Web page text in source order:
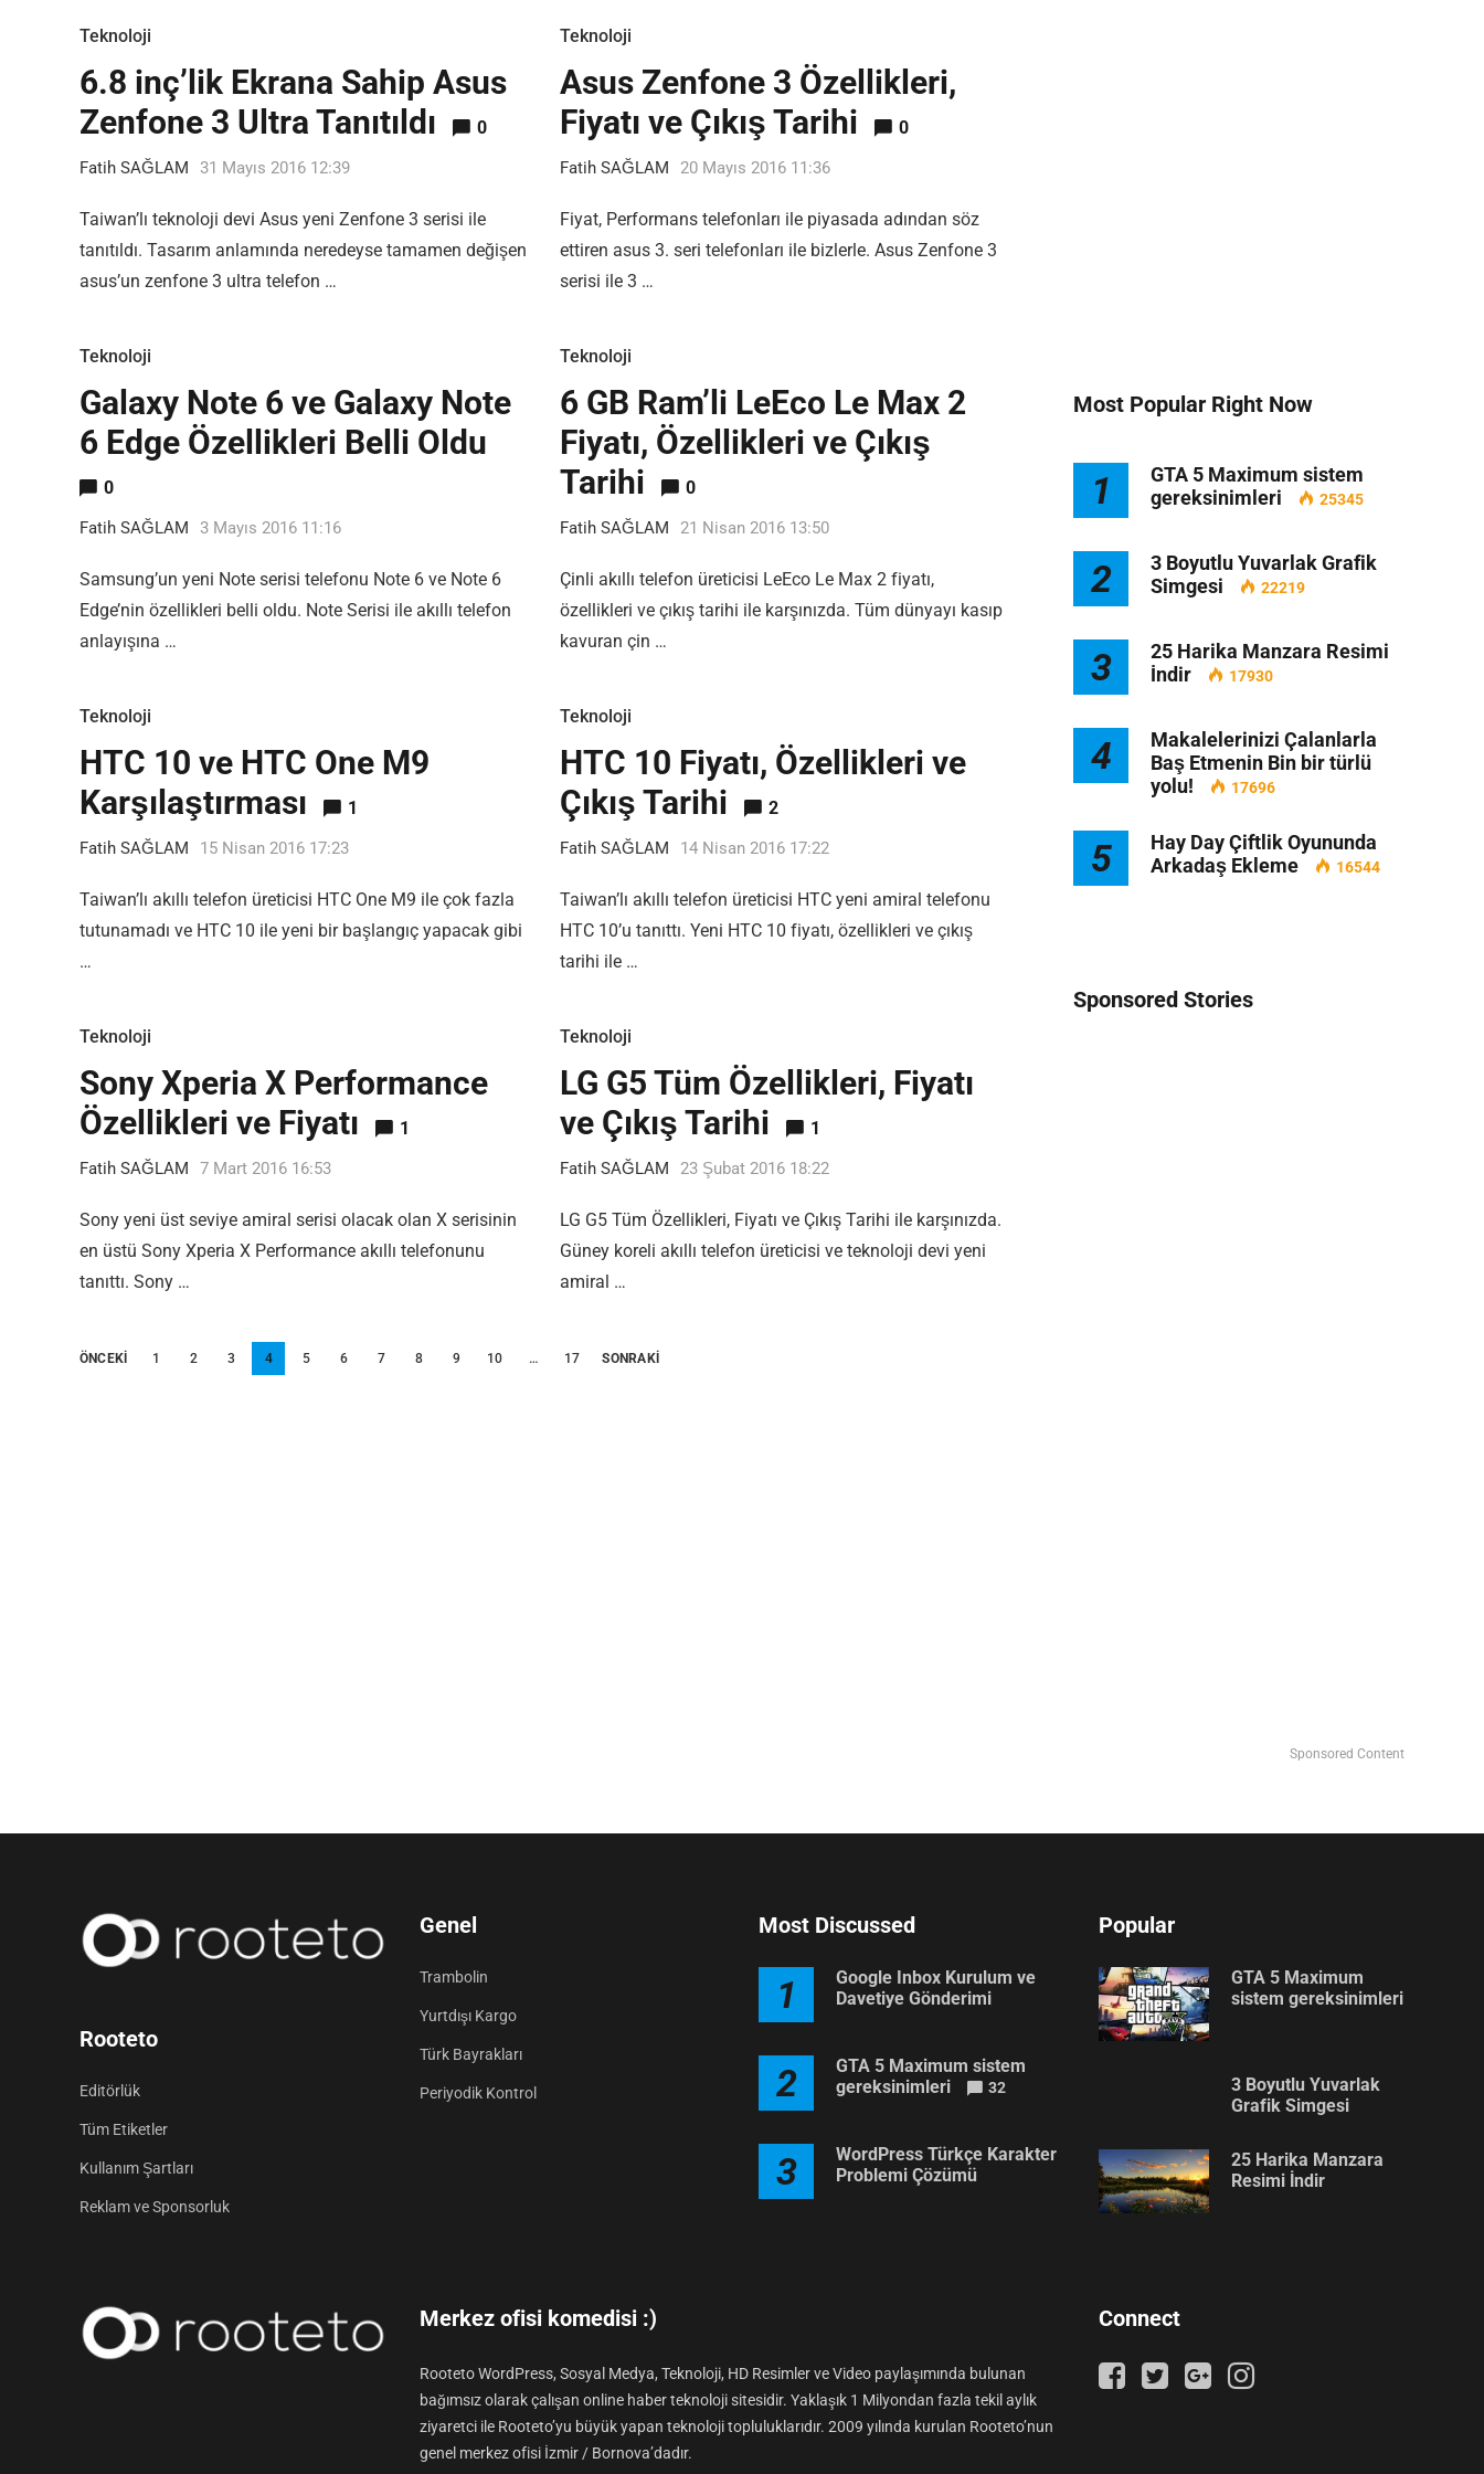
Teknoloji
6.8 inç’lik Ekrana Sahip Asus
Zenfone 3 Ultra Tanıtıldı
0
Fatih SAĞLAM 31 Mayıs 2016 12:39
Taiwan’lı teknoloji devi Asus yeni Zenfone 3 serisi ile
tanıtıldı. Tasarım anlamında neredeyse tamamen değişen
asus’un zenfone 3 ultra telefon …
Teknoloji
Asus Zenfone 3 Özellikleri,
Fiyatı ve Çıkış Tarihi
0
Fatih SAĞLAM 20 Mayıs 2016 11:36
Fiyat, Performans telefonları ile piyasada adından söz
ettiren asus 3. seri telefonları ile bizlerle. Asus Zenfone 3
serisi ile 3 …
Teknoloji
Galaxy Note 6 ve Galaxy Note
6 Edge Özellikleri Belli Oldu
0
Fatih SAĞLAM 3 Mayıs 2016 11:16
Samsung’un yeni Note serisi telefonu Note 6 ve Note 6
Edge’nin özellikleri belli oldu. Note Serisi ile akıllı telefon
anlayışına …
Teknoloji
6 GB Ram’li LeEco Le Max 2
Fiyatı, Özellikleri ve Çıkış
Tarihi
0
Fatih SAĞLAM 21 Nisan 2016 13:50
Çinli akıllı telefon üreticisi LeEco Le Max 2 fiyatı,
özellikleri ve çıkış tarihi ile karşınızda. Tüm dünyayı kasıp
kavuran çin …
Teknoloji
HTC 10 ve HTC One M9
Karşılaştırması
1
Fatih SAĞLAM 15 Nisan 2016 17:23
Taiwan’lı akıllı telefon üreticisi HTC One M9 ile çok fazla
tutunamadı ve HTC 10 ile yeni bir başlangıç yapacak gibi
…
Teknoloji
HTC 10 Fiyatı, Özellikleri ve
Çıkış Tarihi
2
Fatih SAĞLAM 14 Nisan 2016 17:22
Taiwan’lı akıllı telefon üreticisi HTC yeni amiral telefonu
HTC 10’u tanıttı. Yeni HTC 10 fiyatı, özellikleri ve çıkış
tarihi ile …
Teknoloji
Sony Xperia X Performance
Özellikleri ve Fiyatı
1
Fatih SAĞLAM 7 Mart 2016 16:53
Sony yeni üst seviye amiral serisi olacak olan X serisinin
en üstü Sony Xperia X Performance akıllı telefonunu
tanıttı. Sony …
Teknoloji
LG G5 Tüm Özellikleri, Fiyatı
ve Çıkış Tarihi
1
Fatih SAĞLAM 23 Şubat 2016 18:22
LG G5 Tüm Özellikleri, Fiyatı ve Çıkış Tarihi ile karşınızda.
Güney koreli akıllı telefon üreticisi ve teknoloji devi yeni
amiral …
Yazı
ÖNCEKI 1 2 3 4 5 6 7 8 9 10 … 17 SONRAKI
Most Popular Right Now
1
GTA 5 Maximum sistem
gereksinimleri
25345
2
3 Boyutlu Yuvarlak Grafik
Simgesi
22219
3
25 Harika Manzara Resimi
İndir
17930
4
Makalelerinizi Çalanlarla
Baş Etmenin Bin bir türlü
yolu!
17696
5
Hay Day Çiftlik Oyununda
Arkadaş Ekleme
16544
Sponsored Stories
Sponsored Content
Rooteto
Editörlük
Tüm Etiketler
Kullanım Şartları
Reklam ve Sponsorluk
Genel
Trambolin
Yurtdışı Kargo
Türk Bayrakları
Periyodik Kontrol
Most Discussed
1
Google Inbox Kurulum ve
Davetiye Gönderimi
2
GTA 5 Maximum sistem
gereksinimleri
32
3
WordPress Türkçe Karakter
Problemi Çözümü
Popular
GTA 5 Maximum
sistem gereksinimleri
3 Boyutlu Yuvarlak
Grafik Simgesi
25 Harika Manzara
Resimi İndir
Merkez ofisi komedisi :)
Rooteto WordPress, Sosyal Medya, Teknoloji, HD Resimler ve Video paylaşımında bulunan
bağımsız olarak çalışan online haber teknoloji sitesidir. Yaklaşık 1 Milyondan fazla tekil aylık
ziyaretci ile Rooteto’yu büyük yapan teknoloji topluluklarıdır. 2009 yılında kurulan Rooteto’nun
genel merkez ofisi İzmir / Bornova’dadır.
Connect
Most Popular Topics
Editor Picks
1